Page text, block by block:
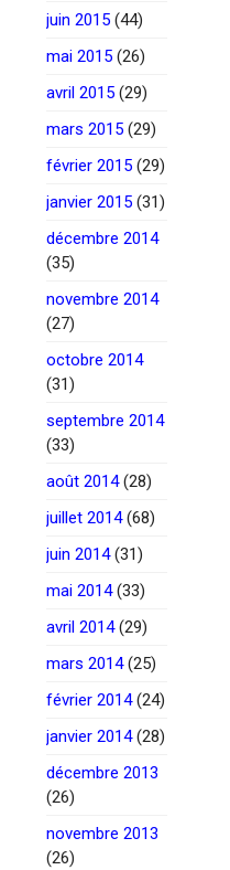
juin 2015 (44)
mai 2015 (26)
avril 2015 (29)
mars 2015 (29)
février 2015 (29)
janvier 2015 (31)
décembre 2014
(35)
novembre 2014
(27)
octobre 2014
(31)
septembre 2014
(33)
août 2014(28)
juillet 2014(68)
juin 2014(31)
mai 2014(33)
avril 2014(29)
mars 2014(25)
février 2014(24)
janvier 2014(28)
décembre 2013
(26)
novembre 2013
(26)